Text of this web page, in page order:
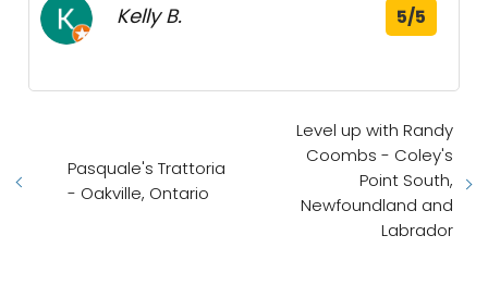
Kelly B. 5/5
Pasquale's Trattoria
- Oakville, Ontario
Level up with Randy
Coombs - Coley's
Point South,
Newfoundland and
Labrador